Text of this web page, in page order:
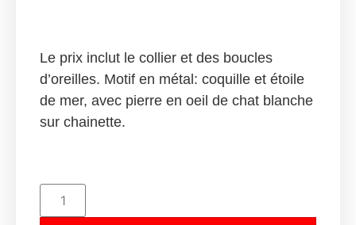
Le prix inclut le collier et des boucles
d’oreilles. Motif en métal: coquille et étoile
de mer, avec pierre en oeil de chat blanche
sur chainette.